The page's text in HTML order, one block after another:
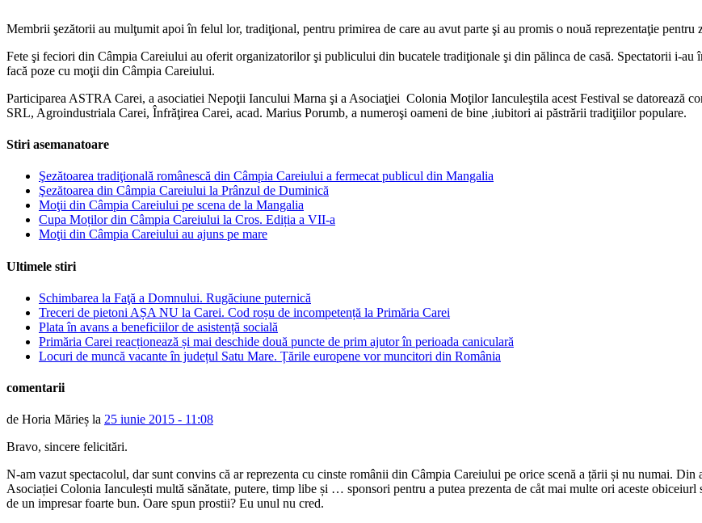
Membrii şezătorii au mulţumit apoi în felul lor, tradiţional, pentru primirea de care au avut parte şi au promis o nouă reprezentaţie
Fete şi feciori din Câmpia Careiului au oferit organizatorilor şi publicului din bucatele tradiţionale şi din pălinca de casă. Spectatorii i-au
facă poze cu moţii din Câmpia Careiului.
Participarea ASTRA Carei, a asociatiei Nepoţii Iancului Marna şi a Asociaţiei Colonia Moţilor Ianculeştila acest Festival se
SRL, Agroindustriala Carei, Înfrăţirea Carei, acad. Marius Porumb, a numeroşi oameni de bine ,iubitori ai păstrării tradiţiilor populare.
Stiri asemanatoare
Şezătoarea tradiţională românescă din Câmpia Careiului a fermecat publicul din Mangalia
Şezătoarea din Câmpia Careiului la Prânzul de Duminică
Moţii din Câmpia Careiului pe scena de la Mangalia
Cupa Moților din Câmpia Careiului la Cros. Ediția a VII-a
Moţii din Câmpia Careiului au ajuns pe mare
Ultimele stiri
Schimbarea la Faţă a Domnului. Rugăciune puternică
Treceri de pietoni AȘA NU la Carei. Cod roșu de incompetență la Primăria Carei
Plata în avans a beneficiilor de asistență socială
Primăria Carei reacționează și mai deschide două puncte de prim ajutor în perioada caniculară
Locuri de muncă vacante în județul Satu Mare. Țările europene vor muncitori din România
comentarii
de Horia Mărieș la 25 iunie 2015 - 11:08
Bravo, sincere felicitări.
N-am vazut spectacolul, dar sunt convins că ar reprezenta cu cinste românii din Câmpia Careiului pe orice scenă a țării și nu numai.
Asociației Colonia Ianculești multă sănătate, putere, timp libe și … sponsori pentru a putea prezenta de cåt mai multe ori aceste obiceiurl
de un impresar foarte bun. Oare spun prostii? Eu unul nu cred.